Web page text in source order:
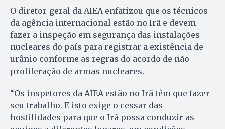
O diretor-geral da AIEA enfatizou que os técnicos
da agência internacional estão no Irã e devem
fazer a inspeção em segurança das instalações
nucleares do país para registrar a existência de
urânio conforme as regras do acordo de não
proliferação de armas nucleares.
“Os inspetores da AIEA estão no Irã têm que fazer
seu trabalho. E isto exige o cessar das
hostilidades para que o Irã possa conduzir as